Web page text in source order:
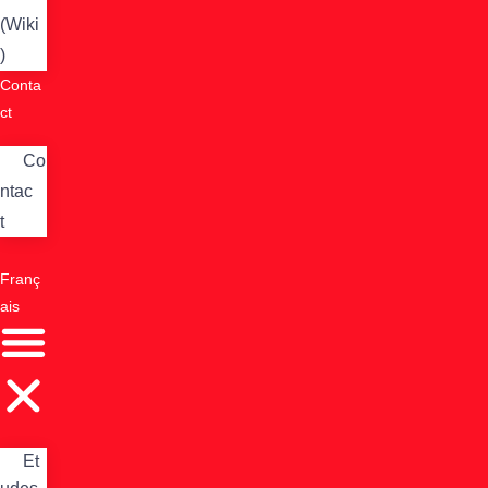
(Wiki
)
Conta
ct
Co
ntac
t
Franç
ais
Et